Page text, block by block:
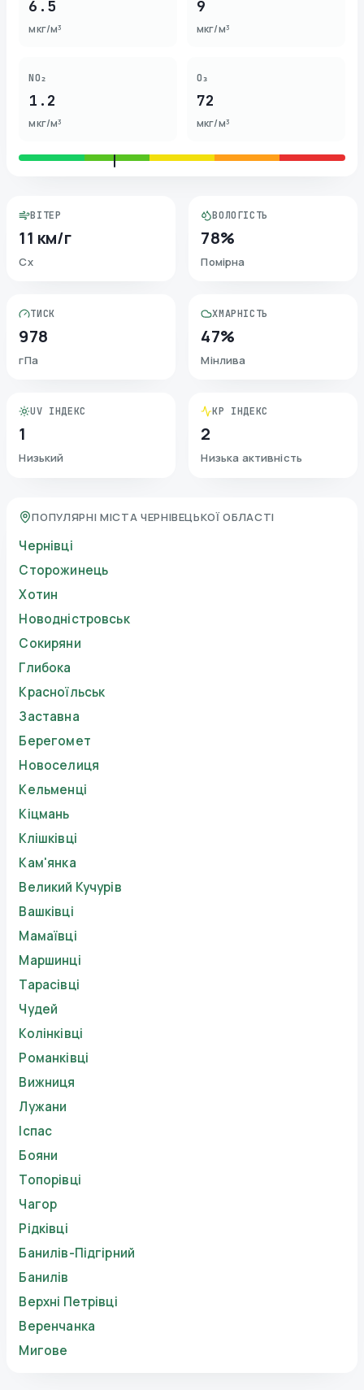
6.5
мкг/м³
9
мкг/м³
NO₂
1.2
мкг/м³
O₃
72
мкг/м³
ВІТЕР
11 км/г
Сх
ВОЛОГІСТЬ
78%
Помірна
ТИСК
978
гПа
ХМАРНІСТЬ
47%
Мінлива
UV ІНДЕКС
1
Низький
KP ІНДЕКС
2
Низька активність
ПОПУЛЯРНІ МІСТА ЧЕРНІВЕЦЬКОЇ ОБЛАСТІ
Чернівці
Сторожинець
Хотин
Новодністровськ
Сокиряни
Глибока
Красноїльськ
Заставна
Берегомет
Новоселиця
Кельменці
Кіцмань
Клішківці
Кам'янка
Великий Кучурів
Вашківці
Мамаївці
Маршинці
Тарасівці
Чудей
Колінківці
Романківці
Вижниця
Лужани
Іспас
Бояни
Топорівці
Чагор
Рідківці
Банилів-Підгірний
Банилів
Верхні Петрівці
Веренчанка
Мигове